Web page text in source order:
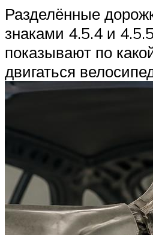
Разделённые
знаками 4.5.4 и
показывают по
двигаться